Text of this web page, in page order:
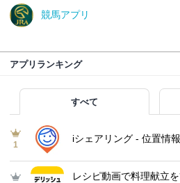
競馬アプリ
アプリランキング
すべて
1
iシェアリング - 位置情
レシピ動画で料理献立